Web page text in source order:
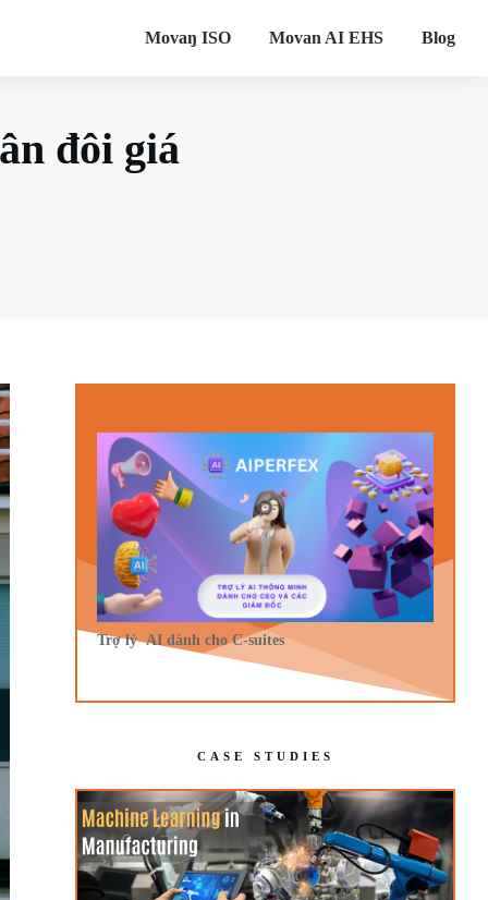
Movaŋ ISO Movan AI EHS Blog
đôi giá
Trợ lý AI dành cho C-suites
CASE STUDIES